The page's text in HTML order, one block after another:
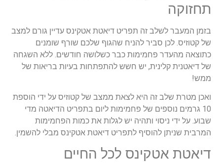
תחזוקה
בזמן המעבר לשלב זה תפריט דיאטת אטקינס עדיין גורם למצב
של קטוזיס. לכן סביר להניח שהגוף שלכם שורף שומנים
כתוצאה מהעדר פחמימות כבר כשלושה חודשים. ללא השגחה
של דיאטנית קלינית, יש חשש להתפתחות בעיות בריאות של
ממש!
ואכן מטרת שלב זה היא לצאת ממצב של קטוזיס על ידי הוספת
10 גרמים נוספים של פחמימות ליום בתפריט הדיאטה מדי
שבוע. על ידי ניסוי ותהיה יש לגלות את כמות הפחמימות
המרבית שניתן להוסיף לתפריט דיאטת אטקינס מבלי להשמין.
דיאטת אטקינס לכל החיים